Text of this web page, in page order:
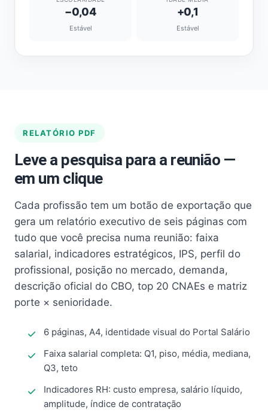
−0,04
Estável
+0,1
Estável
RELATÓRIO PDF
Leve a pesquisa para a reunião —
em um clique
Cada profissão tem um botão de exportação que
gera um relatório executivo de seis páginas com
tudo que você precisa numa reunião: faixa
salarial, indicadores estratégicos, IPS, perfil do
profissional, posição no mercado, demanda,
descrição oficial do CBO, top 20 CNAEs e matriz
porte × senioridade.
6 páginas, A4, identidade visual do Portal Salário
Faixa salarial completa: Q1, piso, média, mediana,
Q3, teto
Indicadores RH: custo empresa, salário líquido,
amplitude, índice de contratação